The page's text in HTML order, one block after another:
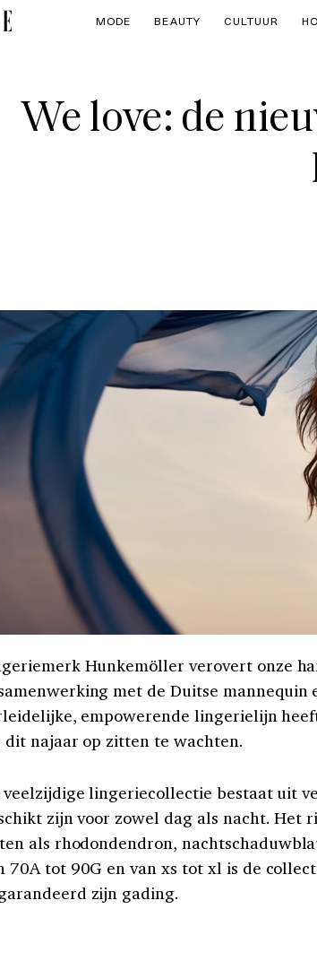
MODE BEAUTY CULTUUR
We love: de
Hunkemöller verovert onze
met de Duitse mannequin
empowerende lingerielijn
dit najaar op zitten te wachten.
veelzijdige lingeriecollectie bestaat uit
zijn voor zowel dag als nacht. Het
als rhodondendron,
70A tot 90G en van xs tot xl is de
zijn gading.